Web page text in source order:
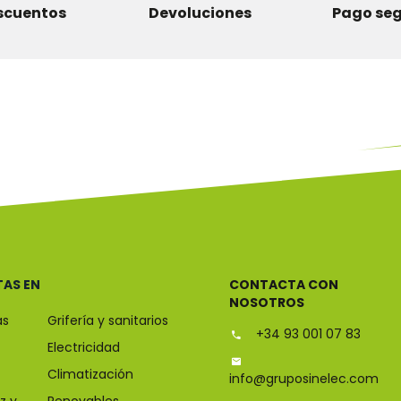
Devoluciones Pago
EN
Grifería y sanitarios
Electricidad
Climatización
CONTACTA CON
NOSOTROS
+34 93 001 07 83
info@gruposinelec.com